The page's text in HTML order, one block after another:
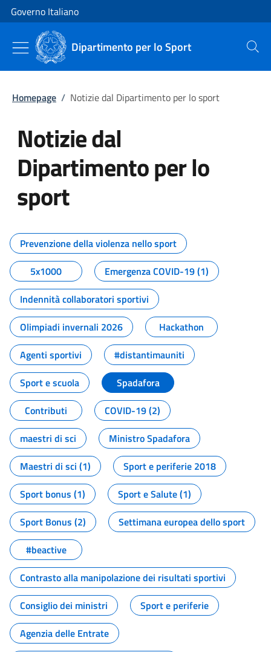
Vai al contenuto
Vai alla navigazione del sito
Governo Italiano
Dipartimento per lo Sport Cerca
Homepage / Notizie dal Dipartimento per lo sport
Notizie dal
Dipartimento per lo
sport
Tutti i contenuti della pagina
Prevenzione della violenza nello sport
5x1000
Emergenza COVID-19 (1)
Indennità collaboratori sportivi
Olimpiadi invernali 2026
Hackathon
Agenti sportivi
#distantimauniti
Sport e scuola
Spadafora
Contributi
COVID-19 (2)
maestri di sci
Ministro Spadafora
Maestri di sci (1)
Sport e periferie 2018
Sport bonus (1)
Sport e Salute (1)
Sport Bonus (2)
Settimana europea dello sport
#beactive
Contrasto alla manipolazione dei risultati sportivi
Consiglio dei ministri
Sport e periferie
Agenzia delle Entrate